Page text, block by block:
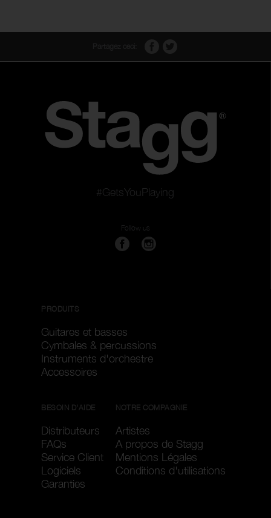
#GetsYouPlaying
Follow us
PRODUITS
Guitares et basses
Cymbales & percussions
Instruments d'orchestre
Accessoires
BESOIN D'AIDE
Distributeurs
FAQs
Service Client
Logiciels
Garanties
NOTRE COMPAGNIE
Artistes
A propos de Stagg
Mentions Légales
Conditions d'utilisations